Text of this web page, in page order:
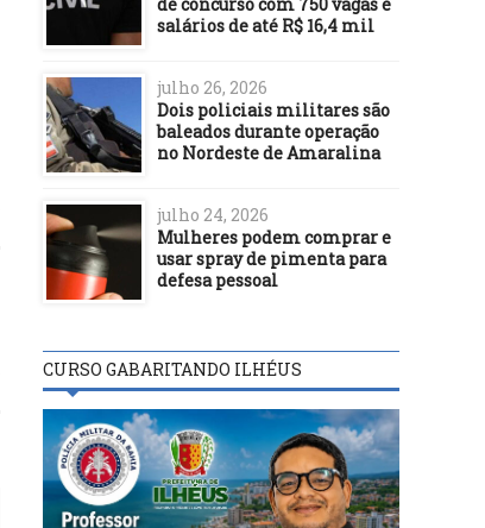
Mercosul suspende
Venezuela por não cumprir
INTERNACIONAL
preços de vacinas
contrato com União
Europeia
salários de até R$ 16,4 mil
julho 26, 2026
Dois policiais militares são
baleados durante operação
no Nordeste de Amaralina
julho 24, 2026
Mulheres podem comprar e
usar spray de pimenta para
defesa pessoal
CURSO GABARITANDO ILHÉUS